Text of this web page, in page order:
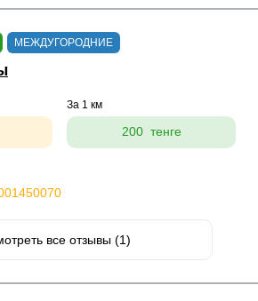
МЕЖДУГОРОДНИЕ
За 1 км
200 тенге
все отзывы (1)